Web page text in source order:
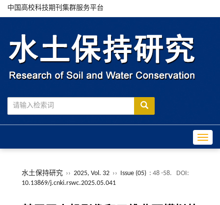
中国高校科技期刊集群服务平台
水土保持研究 ›› 2025, Vol. 32 ›› Issue (05) : 48 -58.
DOI:
10.13869/j.cnki.rswc.2025.05.041